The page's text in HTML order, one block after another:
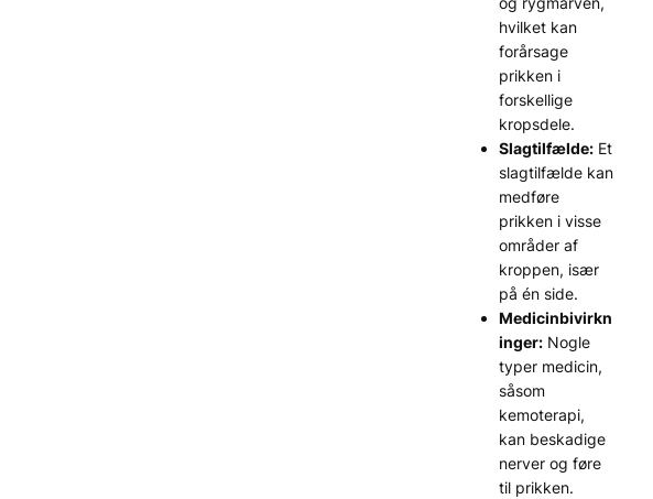
hvilket kan
forårsage
prikken i
forskellige
kropsdele.
Slagtilfælde: Et
slagtilfælde kan
medføre
prikken i visse
områder af
kroppen, især
på én side.
Medicinbivirkn
inger: Nogle
typer medicin,
såsom
kemoterapi,
kan beskadige
nerver og føre
til prikken.